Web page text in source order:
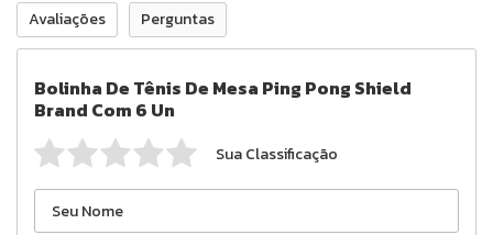
Avaliações Perguntas
Bolinha De Tênis De Mesa Ping Pong Shield
Brand Com 6 Un
Sua Classificação